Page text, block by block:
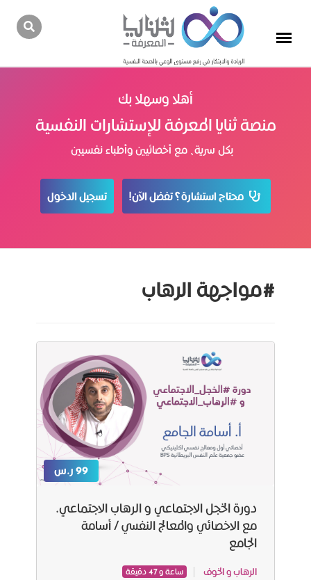
أهلا وسهلا بك
منصة ثنايا المعرفة للإستشارات النفسية
بكل سرية، مع أخصائيين وأطباء نفسيين
محتاج استشارة؟ تفضل الآن! تسجيل الدخول
#مواجهة الرهاب
99 ر.س
دورة الخجل الاجتماعي و الرهاب الاجتماعي.
مع الاخصائي والمعالج النفسي / أسامة
الجامع
الرهاب و الخوف ساعة و 47 دقيقة